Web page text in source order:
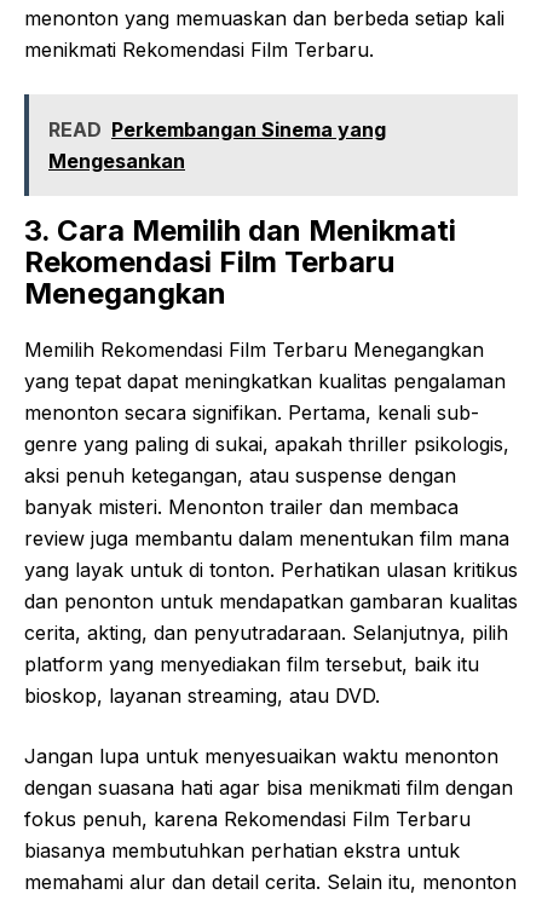
menonton yang memuaskan dan berbeda setiap kali
menikmati Rekomendasi Film Terbaru.
READ Perkembangan Sinema yang
Mengesankan
3. Cara Memilih dan Menikmati
Rekomendasi Film Terbaru
Menegangkan
Memilih Rekomendasi Film Terbaru Menegangkan
yang tepat dapat meningkatkan kualitas pengalaman
menonton secara signifikan. Pertama, kenali sub-
genre yang paling di sukai, apakah thriller psikologis,
aksi penuh ketegangan, atau suspense dengan
banyak misteri. Menonton trailer dan membaca
review juga membantu dalam menentukan film mana
yang layak untuk di tonton. Perhatikan ulasan kritikus
dan penonton untuk mendapatkan gambaran kualitas
cerita, akting, dan penyutradaraan. Selanjutnya, pilih
platform yang menyediakan film tersebut, baik itu
bioskop, layanan streaming, atau DVD.
Jangan lupa untuk menyesuaikan waktu menonton
dengan suasana hati agar bisa menikmati film dengan
fokus penuh, karena Rekomendasi Film Terbaru
biasanya membutuhkan perhatian ekstra untuk
memahami alur dan detail cerita. Selain itu, menonton